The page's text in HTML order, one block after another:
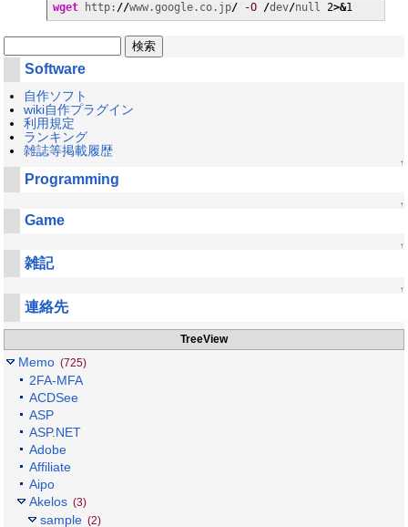
wget http: //www.google.co.jp/ -O /dev/null 2>&1
Software
自作ソフト
wiki自作プラグイン
利用規定
ランキング
雑誌等掲載履歴
↑
Programming
↑
Game
↑
雑記
↑
連絡先
TreeView
Memo (725)
2FA-MFA
ACDSee
ASP
ASP.NET
Adobe
Affiliate
Aipo
Akelos (3)
sample (2)